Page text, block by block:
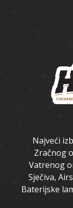
Najveći
Zračnog
Vatrenog
Sječiva,
Baterijske